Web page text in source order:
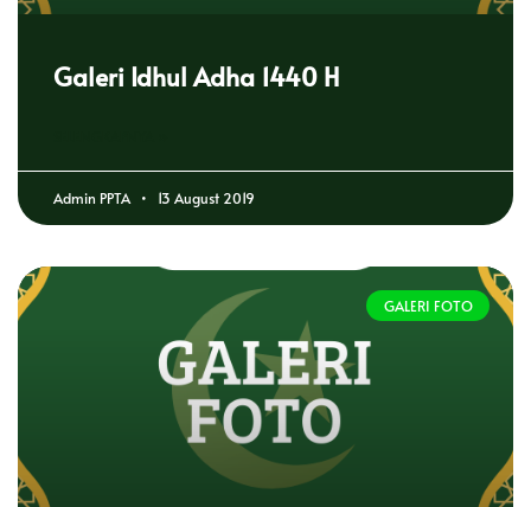
Galeri Idhul Adha 1440 H
Admin PPTA 13 August 2019
GALERI FOTO